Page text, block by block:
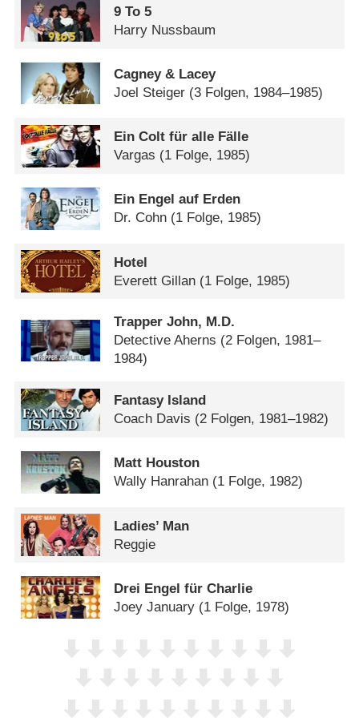
9 To 5
Harry Nussbaum
Cagney & Lacey
Joel Steiger (3 Folgen, 1984–1985)
Ein Colt für alle Fälle
Vargas (1 Folge, 1985)
Ein Engel auf Erden
Dr. Cohn (1 Folge, 1985)
Hotel
Everett Gillan (1 Folge, 1985)
Trapper John, M.D.
Detective Aherns (2 Folgen, 1981–
1984)
Fantasy Island
Coach Davis (2 Folgen, 1981–1982)
Matt Houston
Wally Hanrahan (1 Folge, 1982)
Ladies’ Man
Reggie
Drei Engel für Charlie
Joey January (1 Folge, 1978)